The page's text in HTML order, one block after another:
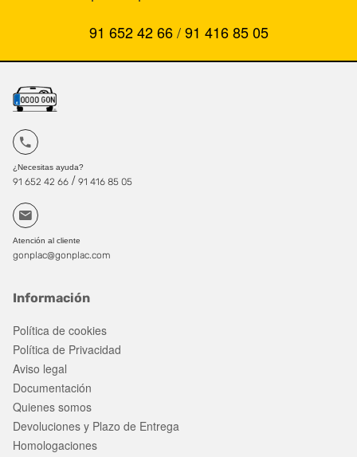
91 652 42 66 /91 416 85 05
¿Necesitas ayuda?
91 652 42 66 / 91 416 85 05
Atención al cliente
gonplac@gonplac.com
Información
Política de cookies
Política de Privacidad
Aviso legal
Documentación
Quienes somos
Devoluciones y Plazo de Entrega
Homologaciones